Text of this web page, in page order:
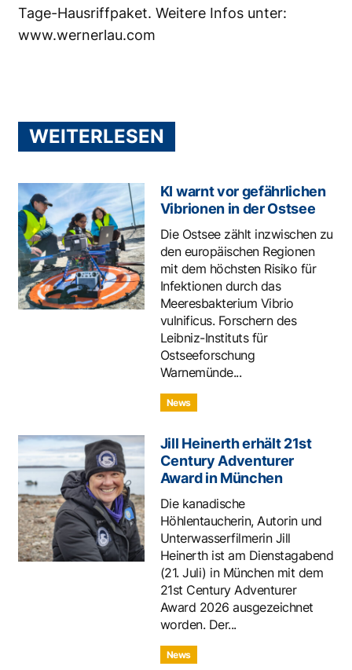
Tage-Hausriffpaket. Weitere Infos unter:
www.wernerlau.com
WEITERLESEN
KI warnt vor gefährlichen
Vibrionen in der Ostsee
Die Ostsee zählt inzwischen zu
den europäischen Regionen
mit dem höchsten Risiko für
Infektionen durch das
Meeresbakterium Vibrio
vulnificus. Forschern des
Leibniz-Instituts für
Ostseeforschung
Warnemünde...
News
Jill Heinerth erhält 21st
Century Adventurer
Award in München
Die kanadische
Höhlentaucherin, Autorin und
Unterwasserfilmerin Jill
Heinerth ist am Dienstagabend
(21. Juli) in München mit dem
21st Century Adventurer
Award 2026 ausgezeichnet
worden. Der...
News